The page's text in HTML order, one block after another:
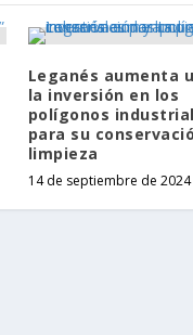
Leganés aumenta
la inversión en los
polígonos
para su
limpieza
14 de septiembre de 2024